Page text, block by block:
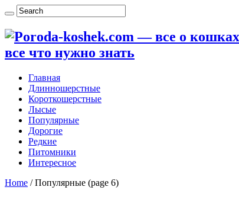
все что нужно знать
Главная
Длинношерстные
Короткошерстные
Лысые
Популярные
Дорогие
Редкие
Питомники
Интересное
Home / Популярные (page 6)